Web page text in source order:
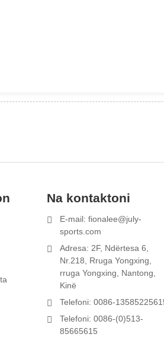
Na kontaktoni
E-mail: fionalee@july-
sports.com
Adresa: 2F, Ndërtesa 6,
Nr.218, Rruga Yongxing,
rruga Yongxing, Nantong,
Kinë
Telefoni: 0086-
Telefoni: 0086-(0)513-
85665615